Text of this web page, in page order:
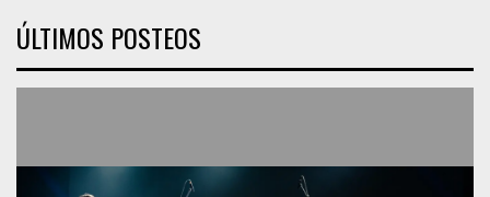
ÚLTIMOS POSTEOS